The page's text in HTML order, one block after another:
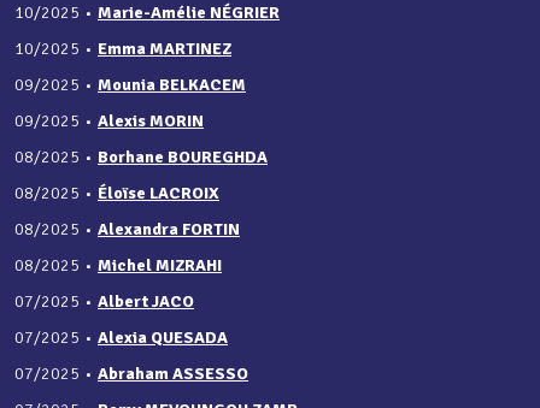
10/2025 • Marie-Amélie NÉGRIER
10/2025 • Emma MARTINEZ
09/2025 • Mounia BELKACEM
09/2025 • Alexis MORIN
08/2025 • Borhane BOUREGHDA
08/2025 • Éloïse LACROIX
08/2025 • Alexandra FORTIN
08/2025 • Michel MIZRAHI
07/2025 • Albert JACO
07/2025 • Alexia QUESADA
07/2025 • Abraham ASSESSO